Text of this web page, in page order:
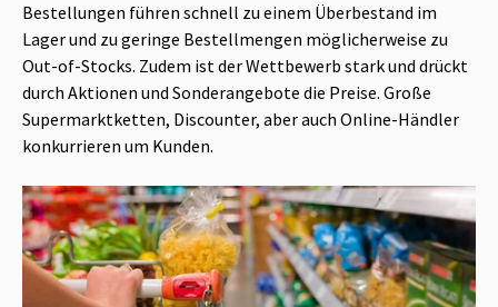
Bestellungen führen schnell zu einem Überbestand im
Lager und zu geringe Bestellmengen möglicherweise zu
Out-of-Stocks. Zudem ist der Wettbewerb stark und drückt
durch Aktionen und Sonderangebote die Preise. Große
Supermarktketten, Discounter, aber auch Online-Händler
konkurrieren um Kunden.